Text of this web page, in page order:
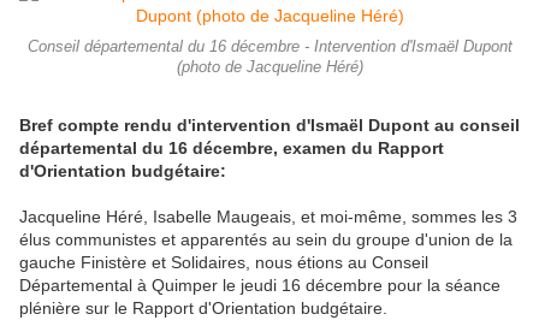
Conseil départemental du 16 décembre - Intervention d'Ismaël Dupont
(photo de Jacqueline Héré)
Bref compte rendu d'intervention d'Ismaël Dupont au conseil
départemental du 16 décembre, examen du Rapport
d'Orientation budgétaire:
Jacqueline Héré, Isabelle Maugeais, et moi-même, sommes les 3
élus communistes et apparentés au sein du groupe d'union de la
gauche Finistère et Solidaires, nous étions au Conseil
Départemental à Quimper le jeudi 16 décembre pour la séance
plénière sur le Rapport d'Orientation budgétaire.